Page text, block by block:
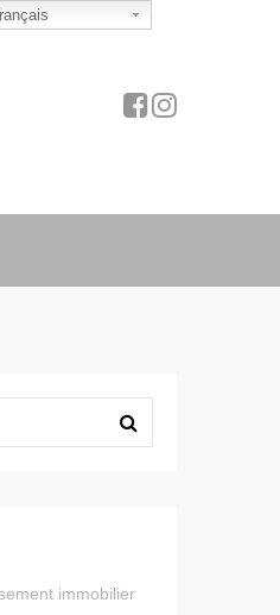
immobilier